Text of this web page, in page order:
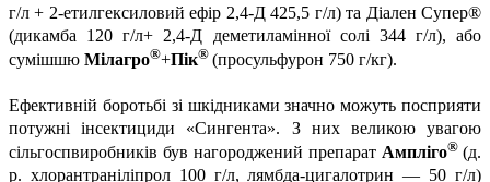
г/л + 2-етилгексиловий ефір 2,4-Д 425,5 г/л) та Діален Супер®
(дикамба 120 г/л+ 2,4-Д деметиламінної солі 344 г/л), або
сумішшю Мілагро®+Пік® (просульфурон 750 г/кг).
Ефективній боротьбі зі шкідниками значно можуть посприяти
потужні інсектициди «Сингента». З них великою увагою
сільгоспвиробників був нагороджений препарат Ампліго® (д.
р. хлорантраніліпрол 100 г/л, лямбда-цигалотрин — 50 г/л)